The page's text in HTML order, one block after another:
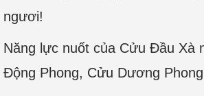
ngươi!
Năng lực nuốt của Cửu Đầu Xà
Động Phong, Cửu Dương